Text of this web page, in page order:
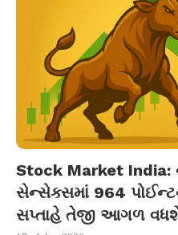
Stock Market India:
સેન્સેક્સમાં 964
સપ્તાહે તેજી આગળ